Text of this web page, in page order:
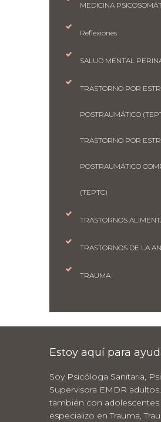
MEDICINA
Reflexiones
SALUD MENTAL
TRASTORNO POR
POSTRAUMÁTICO
TRASTORNO POR
POSTRAUMÁTICO
(TEPTC)
TRASTORNOS
TRASTORNOS DE LA
TRAUMA
Estoy aquí para
Soy Psicóloga Sanitaria,
Supervisora EMDR
también con adolescentes
especializo en Trauma,